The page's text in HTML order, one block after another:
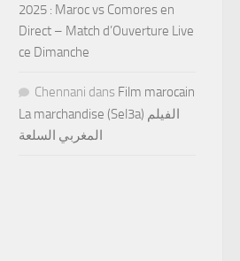
2025 : Maroc vs Comores en
Direct – Match d’Ouverture Live
ce Dimanche
Chennani dans Film marocain
La marchandise (Sel3a) الفيلم
المغربي السلعة